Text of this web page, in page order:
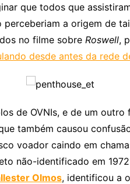
que todos que
a origem de
no filme sobre Roswell,
desde antes da rede
de OVNIs, e de um
também causou
voador caindo em
não-identificado em
Olmos, identificou a